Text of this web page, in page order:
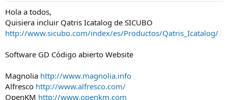
Hola a todos,
Quisiera incluir Qatris Icatalog de SICUBO
http://www.sicubo.com/index/es/Productos/Qatris_Icatalog/
Software GD Código abierto Website
Magnolia http://www.magnolia.info
Alfresco http://www.alfresco.com/
OpenKM http://www.openkm.com